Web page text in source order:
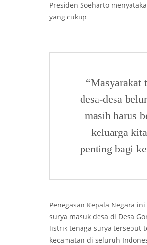
Presiden Soeharto
yang cukup.
“Masyarakat
desa-desa
masih harus
keluarga
penting bagi
Penegasan Kepala Negara
surya masuk desa di Desa
listrik tenaga surya tersebut
kecamatan di seluruh